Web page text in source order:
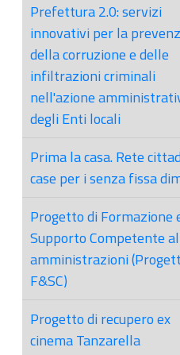
Prefettura 2.0: servizi
innovativi per la
della corruzione e delle
infiltrazioni criminali
nell'azione
degli Enti locali
Prima la casa. Rete
case per i senza fissa
Progetto di Formazione
Supporto Competente
amministrazioni
F&SC)
Progetto di recupero ex
cinema Tanzarella